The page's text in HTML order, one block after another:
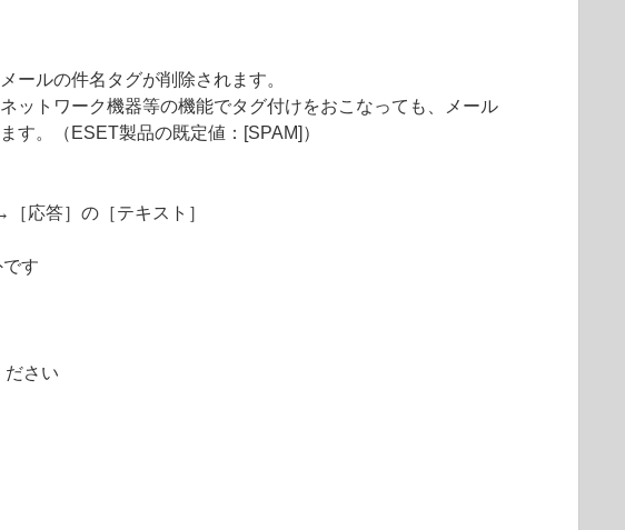
ールの件名タグが削除されます。
ットワーク機器等の機能でタグ付けをおこなっても、メール
す。（ESET製品の既定値：[SPAM]）
応答］の［テキスト］
す
ださい